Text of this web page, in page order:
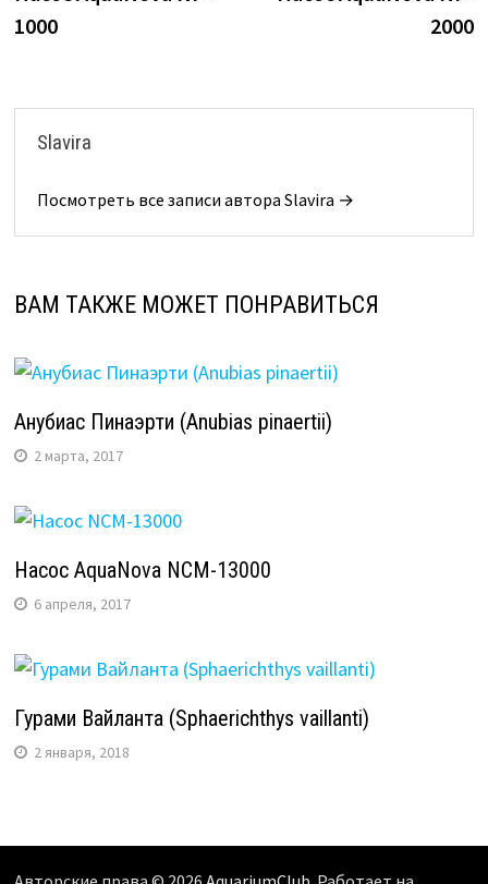
по
1000
2000
Slavira
Посмотреть все записи автора Slavira →
ВАМ ТАКЖЕ МОЖЕТ ПОНРАВИТЬСЯ
Анубиас Пинаэрти (Anubias pinaertii)
2 марта, 2017
Насос AquaNova NCM-13000
6 апреля, 2017
Гурами Вайланта (Sphaerichthys vaillanti)
2 января, 2018